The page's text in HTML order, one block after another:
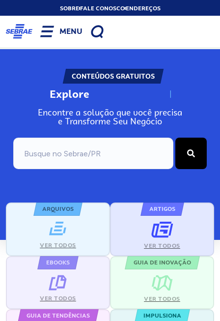
SOBREFALE CONOSCOENDEREÇOS
MENU
CONTEÚDOS GRATUITOS
Explore N
Encontre a solução que você precisa
e Transforme Seu Negócio
ARQUIVOS
VER TODOS
ARTIGOS
VER TODOS
EBOOKS
VER TODOS
GUIA DE INOVAÇÃO
VER TODOS
GUIA DE TENDÊNCIAS IMPULSIONA